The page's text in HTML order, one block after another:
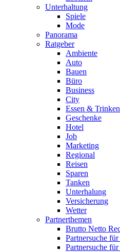
Unterhaltung
Spiele
Mode
Panorama
Ratgeber
Ambiente
Auto
Bauen
Büro
Business
City
Essen & Trinken
Geschenke
Hotel
Job
Marketing
Regional
Reisen
Sparen
Tanken
Unterhalung
Versicherung
Wetter
Partnerthemen
Brutto Netto
Partnersuche für
Partnersuche